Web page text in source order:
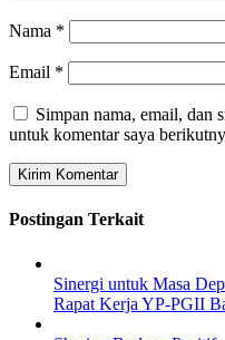
Nama *
Email *
Simpan nama, email, dan
untuk komentar saya
Postingan Terkait
Sinergi untuk Masa
Rapat Kerja YP-PGII